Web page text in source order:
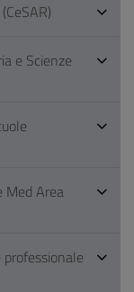
e Scienze
Med Area